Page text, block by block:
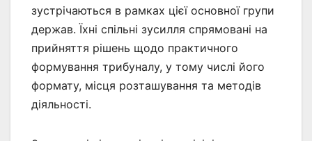
зустрічаються в рамках цієї основної групи
держав. Їхні спільні зусилля спрямовані на
прийняття рішень щодо практичного
формування трибуналу, у тому числі його
формату, місця розташування та методів
діяльності.